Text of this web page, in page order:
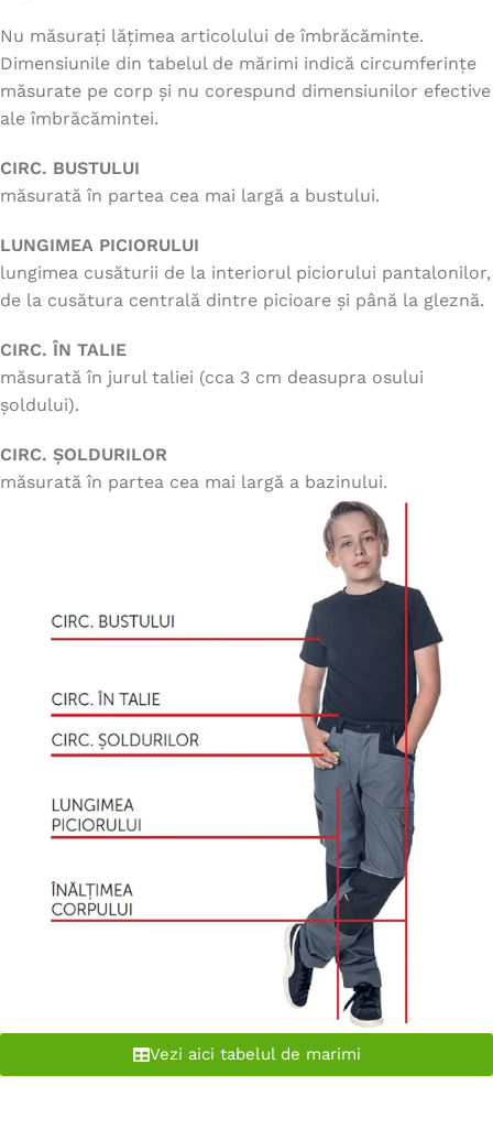
Nu măsurați lățimea articolului de îmbrăcăminte.
Dimensiunile din tabelul de mărimi indică circumferințe
măsurate pe corp și nu corespund dimensiunilor efective
ale îmbrăcămintei.
CIRC. BUSTULUI
măsurată în partea cea mai largă a bustului.
LUNGIMEA PICIORULUI
lungimea cusăturii de la interiorul piciorului pantalonilor,
de la cusătura centrală dintre picioare și până la gleznă.
CIRC. ÎN TALIE
măsurată în jurul taliei (cca 3 cm deasupra osului
șoldului).
CIRC. ȘOLDURILOR
măsurată în partea cea mai largă a bazinului.
Vezi aici tabelul de marimi